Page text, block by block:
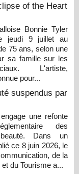
of the Heart
Bonnie Tyler
jeudi 9 juillet au
75 ans, selon une
sa famille sur les
L'artiste,
pour...
suspendus par
une refonte
des
Dans un
ce 8 juin 2026, le
de la
du Tourisme a...